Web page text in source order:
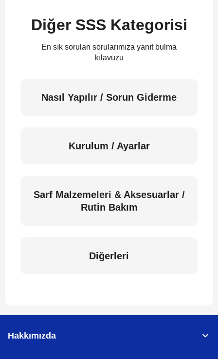
Diğer SSS Kategorisi
En sık sorulan sorularımıza yanıt bulma
kılavuzu
Nasıl Yapılır / Sorun Giderme
Kurulum / Ayarlar
Sarf Malzemeleri & Aksesuarlar /
Rutin Bakım
Diğerleri
Hakkımızda